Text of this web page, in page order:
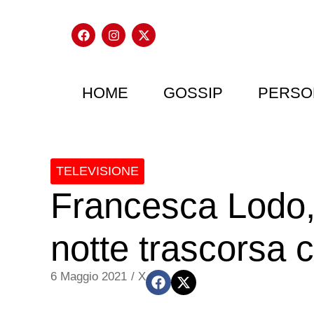
HOME GOSSIP
TELEVISIONE
Francesca
notte trascorsa
6 Maggio 2021 / X